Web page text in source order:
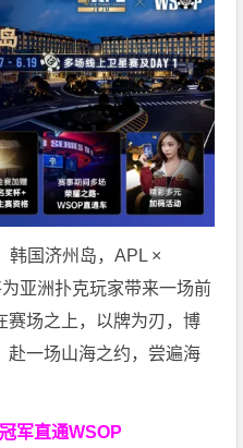
韩国济州岛，APL ×
亚洲扑克玩家带来一场前
赛场之上，以牌为刃，博
赴一场山海之约，尝遍海
冠军直通WSOP